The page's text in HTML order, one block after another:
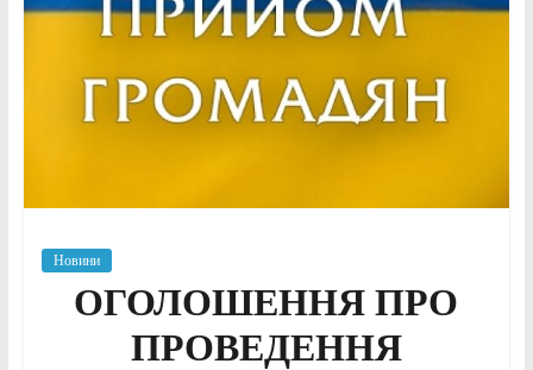
Новини
ОГОЛОШЕННЯ ПРО
ПРОВЕДЕННЯ